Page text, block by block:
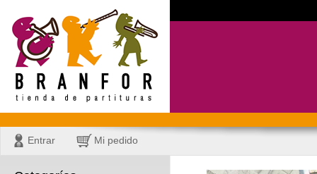
Entrar Mi pedido